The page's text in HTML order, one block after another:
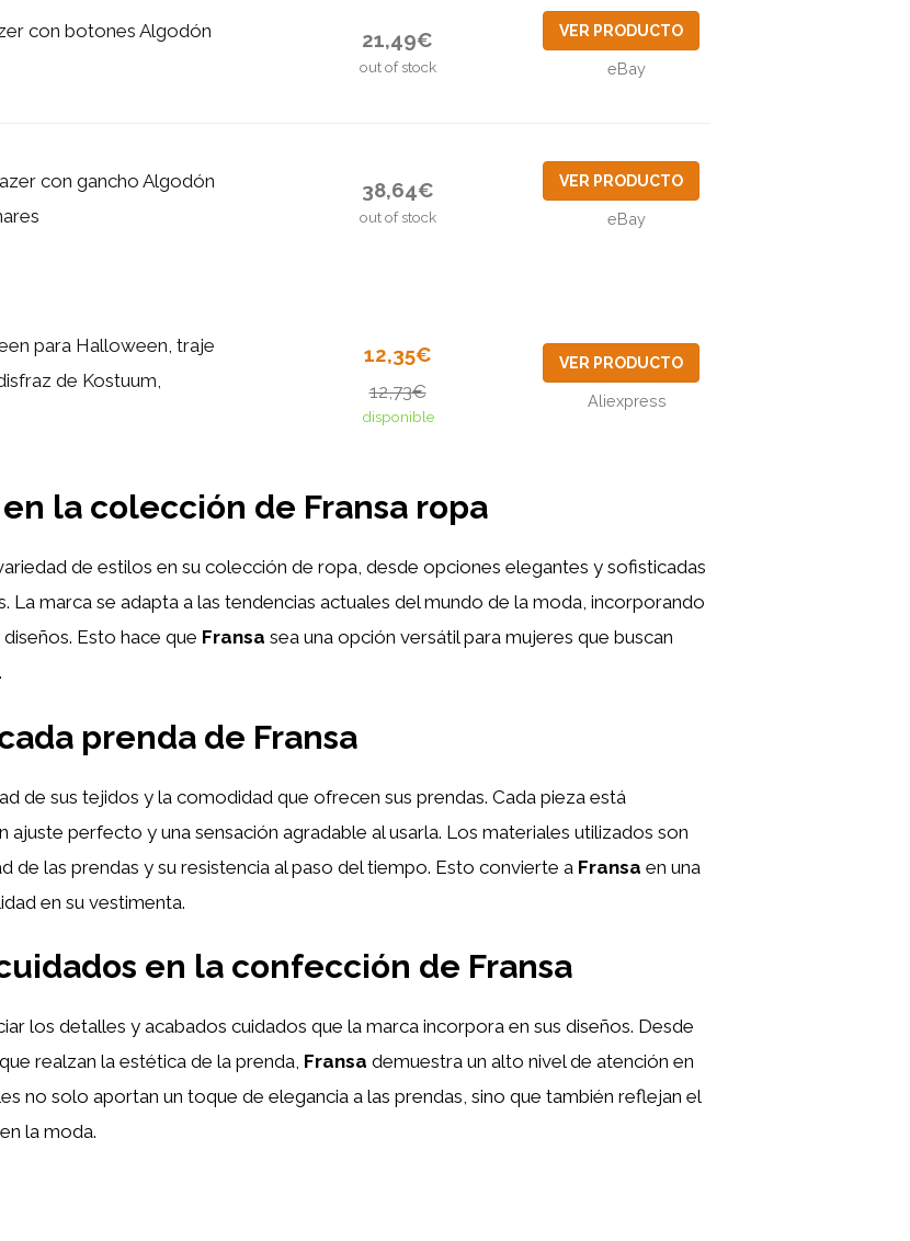
con botones Algodón
21,49€
out of stock
VER PRODUCTO
eBay
con gancho Algodón
38,64€
out of stock
VER PRODUCTO
eBay
para Halloween, traje
de Kostuum,
12,35€
12,73€
disponible
VER PRODUCTO
Aliexpress
la colección de Fransa ropa
de estilos en su colección de ropa, desde opciones elegantes y sofisticadas
La marca se adapta a las tendencias actuales del mundo de la moda, incorporando
Esto hace que Fransa sea una opción versátil para mujeres que buscan
prenda de Fransa
de sus tejidos y la comodidad que ofrecen sus prendas. Cada pieza está
ajuste perfecto y una sensación agradable al usarla. Los materiales utilizados son
de las prendas y su resistencia al paso del tiempo. Esto convierte a Fransa en una
en su vestimenta.
en la confección de Fransa
los detalles y acabados cuidados que la marca incorpora en sus diseños. Desde
realzan la estética de la prenda, Fransa demuestra un alto nivel de atención en
no solo aportan un toque de elegancia a las prendas, sino que también reflejan el
la moda.